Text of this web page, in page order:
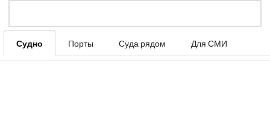
Судно Порты Суда рядом Для СМИ